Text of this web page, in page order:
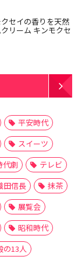
セイの香りを天然
リーム キンモクセ
平安時代
スイーツ
代劇
テレビ
田信長
抹茶
展覧会
昭和時代
の13人